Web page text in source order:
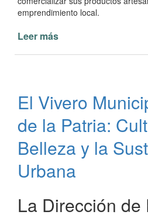
emprendimiento local.
Leer más
y
Emprendedores
participar
de
Ferias
Invierno
El Vivero
de la Patria:
Belleza y la
Urbana
La Dirección de